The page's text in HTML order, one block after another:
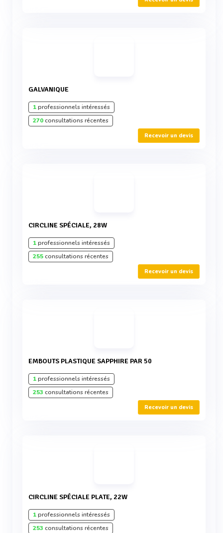
GALVANIQUE
1professionnels intéressés
270consultations récentes
Recevoir un devis
CIRCLINE SPÉCIALE, 28W
1professionnels intéressés
255consultations récentes
Recevoir un devis
EMBOUTS PLASTIQUE SAPPHIRE PAR 50
1professionnels intéressés
253 consultations récentes
Recevoir un devis
CIRCLINE SPÉCIALE PLATE, 22W
1professionnels intéressés
253 consultations récentes